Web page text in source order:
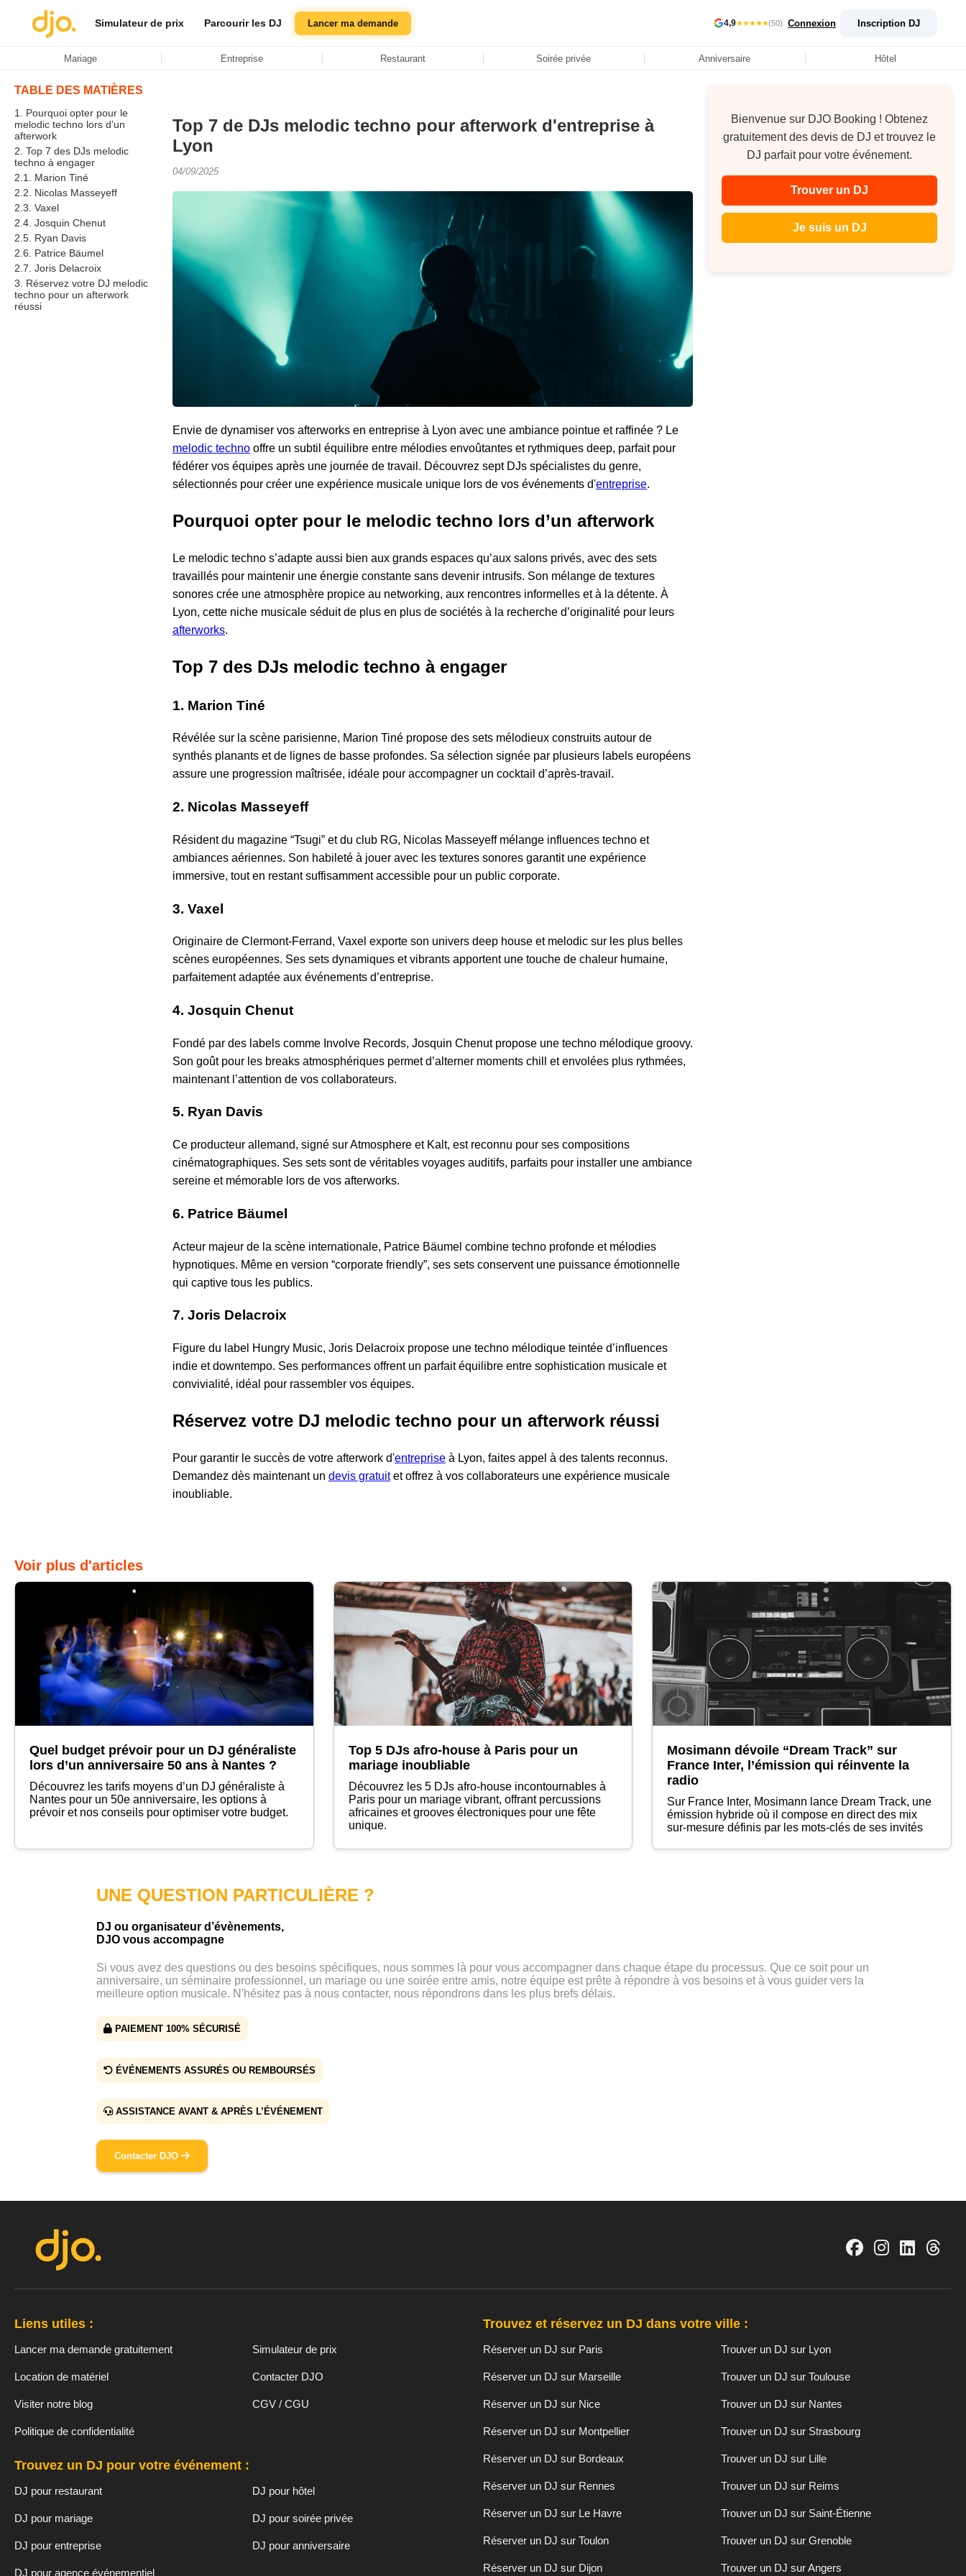
Simulateur de prix Parcourir les DJ Lancer ma demande 4,9★★★★★(50) Connexion Inscription DJ
Mariage Entreprise Restaurant Soirée privée Anniversaire Hôtel
TABLE DES MATIÈRES
1. Pourquoi opter pour le
melodic techno lors d’un
afterwork
2. Top 7 des DJs melodic
techno à engager
2.1. Marion Tiné
2.2. Nicolas Masseyeff
2.3. Vaxel
2.4. Josquin Chenut
2.5. Ryan Davis
2.6. Patrice Bäumel
2.7. Joris Delacroix
3. Réservez votre DJ melodic
techno pour un afterwork
réussi
Top 7 de DJs melodic techno pour afterwork d'entreprise à
Lyon
04/09/2025
Envie de dynamiser vos afterworks en entreprise à Lyon avec une ambiance pointue et raffinée ? Le
melodic techno offre un subtil équilibre entre mélodies envoûtantes et rythmiques deep, parfait pour
fédérer vos équipes après une journée de travail. Découvrez sept DJs spécialistes du genre,
sélectionnés pour créer une expérience musicale unique lors de vos événements d'entreprise.
Pourquoi opter pour le melodic techno lors d’un afterwork
Le melodic techno s’adapte aussi bien aux grands espaces qu’aux salons privés, avec des sets
travaillés pour maintenir une énergie constante sans devenir intrusifs. Son mélange de textures
sonores crée une atmosphère propice au networking, aux rencontres informelles et à la détente. À
Lyon, cette niche musicale séduit de plus en plus de sociétés à la recherche d’originalité pour leurs
afterworks.
Top 7 des DJs melodic techno à engager
1. Marion Tiné
Révélée sur la scène parisienne, Marion Tiné propose des sets mélodieux construits autour de
synthés planants et de lignes de basse profondes. Sa sélection signée par plusieurs labels européens
assure une progression maîtrisée, idéale pour accompagner un cocktail d’après-travail.
2. Nicolas Masseyeff
Résident du magazine “Tsugi” et du club RG, Nicolas Masseyeff mélange influences techno et
ambiances aériennes. Son habileté à jouer avec les textures sonores garantit une expérience
immersive, tout en restant suffisamment accessible pour un public corporate.
3. Vaxel
Originaire de Clermont-Ferrand, Vaxel exporte son univers deep house et melodic sur les plus belles
scènes européennes. Ses sets dynamiques et vibrants apportent une touche de chaleur humaine,
parfaitement adaptée aux événements d’entreprise.
4. Josquin Chenut
Fondé par des labels comme Involve Records, Josquin Chenut propose une techno mélodique groovy.
Son goût pour les breaks atmosphériques permet d’alterner moments chill et envolées plus rythmées,
maintenant l’attention de vos collaborateurs.
5. Ryan Davis
Ce producteur allemand, signé sur Atmosphere et Kalt, est reconnu pour ses compositions
cinématographiques. Ses sets sont de véritables voyages auditifs, parfaits pour installer une ambiance
sereine et mémorable lors de vos afterworks.
6. Patrice Bäumel
Acteur majeur de la scène internationale, Patrice Bäumel combine techno profonde et mélodies
hypnotiques. Même en version “corporate friendly”, ses sets conservent une puissance émotionnelle
qui captive tous les publics.
7. Joris Delacroix
Figure du label Hungry Music, Joris Delacroix propose une techno mélodique teintée d’influences
indie et downtempo. Ses performances offrent un parfait équilibre entre sophistication musicale et
convivialité, idéal pour rassembler vos équipes.
Réservez votre DJ melodic techno pour un afterwork réussi
Pour garantir le succès de votre afterwork d'entreprise à Lyon, faites appel à des talents reconnus.
Demandez dès maintenant un devis gratuitet offrez à vos collaborateurs une expérience musicale
inoubliable.
Bienvenue sur DJO Booking ! Obtenez
gratuitement des devis de DJ et trouvez le
DJ parfait pour votre événement.
Trouver un DJ
Je suis un DJ
Voir plus d'articles
Quel budget prévoir pour un DJ généraliste
lors d’un anniversaire 50 ans à Nantes ?
Découvrez les tarifs moyens d’un DJ généraliste à
Nantes pour un 50e anniversaire, les options à
prévoir et nos conseils pour optimiser votre budget.
Top 5 DJs afro-house à Paris pour un
mariage inoubliable
Découvrez les 5 DJs afro-house incontournables à
Paris pour un mariage vibrant, offrant percussions
africaines et grooves électroniques pour une fête
unique.
Mosimann dévoile “Dream Track” sur
France Inter, l’émission qui réinvente la
radio
Sur France Inter, Mosimann lance Dream Track, une
émission hybride où il compose en direct des mix
sur-mesure définis par les mots-clés de ses invités
UNE QUESTION PARTICULIÈRE ?
DJ ou organisateur d’évènements,
DJO vous accompagne
Si vous avez des questions ou des besoins spécifiques, nous sommes là pour vous accompagner dans chaque étape du processus. Que ce soit pour un
anniversaire, un séminaire professionnel, un mariage ou une soirée entre amis, notre équipe est prête à répondre à vos besoins et à vous guider vers la
meilleure option musicale. N'hésitez pas à nous contacter, nous répondrons dans les plus brefs délais.
PAIEMENT 100% SÉCURISÉ
ÉVÉNEMENTS ASSURÉS OU REMBOURSÉS
ASSISTANCE AVANT & APRÈS L’ÉVÉNEMENT
Contacter DJO
Liens utiles :
Lancer ma demande gratuitement Simulateur de prix
Location de matériel Contacter DJO
Visiter notre blog CGV / CGU
Politique de confidentialité
Trouvez un DJ pour votre événement :
DJ pour restaurant DJ pour hôtel
DJ pour mariage DJ pour soirée privée
DJ pour entreprise DJ pour anniversaire
DJ pour agence événementiel
Trouvez et réservez un DJ dans votre ville :
Réserver un DJ sur Paris Trouver un DJ sur Lyon
Réserver un DJ sur Marseille Trouver un DJ sur Toulouse
Réserver un DJ sur Nice Trouver un DJ sur Nantes
Réserver un DJ sur Montpellier Trouver un DJ sur Strasbourg
Réserver un DJ sur Bordeaux Trouver un DJ sur Lille
Réserver un DJ sur Rennes Trouver un DJ sur Reims
Réserver un DJ sur Le Havre Trouver un DJ sur Saint-Étienne
Réserver un DJ sur Toulon Trouver un DJ sur Grenoble
Réserver un DJ sur Dijon Trouver un DJ sur Angers